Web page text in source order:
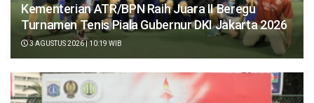
Kementerian ATR/BPN Raih Juara II Beregu
Turnamen Tenis Piala Gubernur DKI Jakarta 2026
3 AGUSTUS 2026 | 10:19 WIB